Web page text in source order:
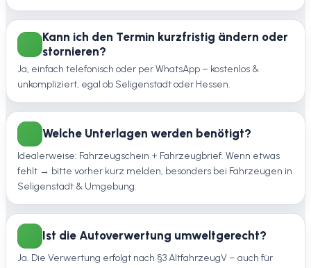
Kann ich den Termin kurzfristig ändern oder
stornieren?
Ja, einfach telefonisch oder per WhatsApp – kostenlos &
unkompliziert, egal ob Seligenstadt oder Hessen.
Welche Unterlagen werden benötigt?
Idealerweise: Fahrzeugschein + Fahrzeugbrief. Wenn etwas
fehlt → bitte vorher kurz melden, besonders bei Fahrzeugen in
Seligenstadt & Umgebung.
Ist die Autoverwertung umweltgerecht?
Ja. Die Verwertung erfolgt nach §3 AltfahrzeugV – auch für